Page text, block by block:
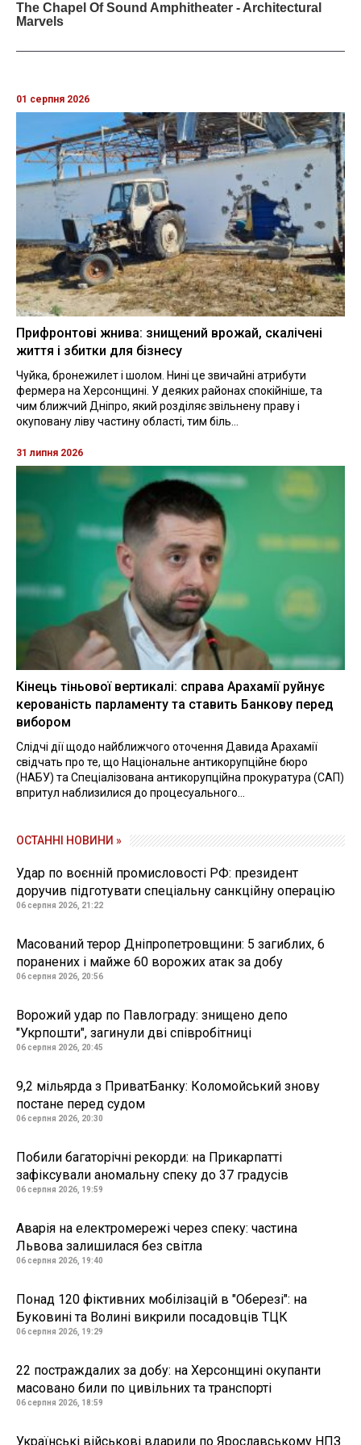
01 серпня 2026
Прифронтові жнива: знищений врожай, скалічені
життя і збитки для бізнесу
Чуйка, бронежилет і шолом. Нині це звичайні атрибути
фермера на Херсонщині. У деяких районах спокійніше, та
чим ближчий Дніпро, який розділяє звільнену праву і
окуповану ліву частину області, тим біль...
31 липня 2026
Кінець тіньової вертикалі: справа Арахамії руйнує
керованість парламенту та ставить Банкову перед
вибором
Слідчі дії щодо найближчого оточення Давида Арахамії
свідчать про те, що Національне антикорупційне бюро
(НАБУ) та Спеціалізована антикорупційна прокуратура (САП)
впритул наблизилися до процесуального...
ОСТАННІ НОВИНИ »
Удар по воєнній промисловості РФ: президент
доручив підготувати спеціальну санкційну операцію
06 серпня 2026, 21:22
Масований терор Дніпропетровщини: 5 загиблих, 6
поранених і майже 60 ворожих атак за добу
06 серпня 2026, 20:56
Ворожий удар по Павлограду: знищено депо
"Укрпошти", загинули дві співробітниці
06 серпня 2026, 20:45
9,2 мільярда з ПриватБанку: Коломойський знову
постане перед судом
06 серпня 2026, 20:30
Побили багаторічні рекорди: на Прикарпатті
зафіксували аномальну спеку до 37 градусів
06 серпня 2026, 19:59
Аварія на електромережі через спеку: частина
Львова залишилася без світла
06 серпня 2026, 19:40
Понад 120 фіктивних мобілізацій в "Оберезі": на
Буковині та Волині викрили посадовців ТЦК
06 серпня 2026, 19:29
22 постраждалих за добу: на Херсонщині окупанти
масовано били по цивільних та транспорті
06 серпня 2026, 18:59
Українські військові вдарили по Ярославському НПЗ